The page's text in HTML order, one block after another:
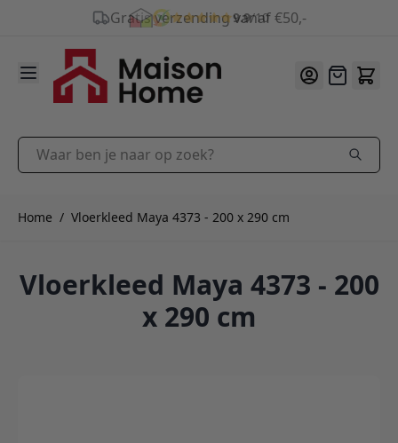
9.9/10
Ga naar de inhoud
Offerte
Waar ben je naar op zoek?
Home / Vloerkleed Maya 4373 - 200 x 290 cm
Vloerkleed Maya 4373 - 200
x 290 cm